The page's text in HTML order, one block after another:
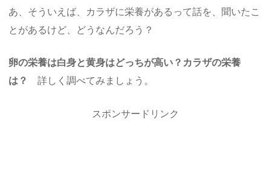
あ、そういえば、カラザに栄養があるって話を、聞いたこ
とがあるけど、どうなんだろう？
卵の栄養は白身と黄身はどっちが高い？カラザの栄養
は？
詳しく調べてみましょう。
スポンサードリンク